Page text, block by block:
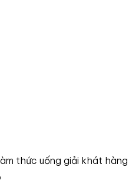
thức uống giải khát